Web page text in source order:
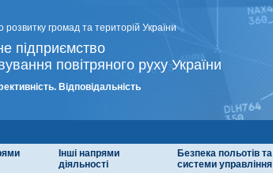
розвитку громад та територій України
підприємство
повітряного руху України
Відповідальність
Інші напрями
діяльності
Безпека польотів та
системи управління